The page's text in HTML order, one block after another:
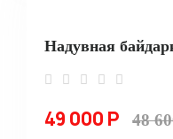
Надувная
49 000 Р 48